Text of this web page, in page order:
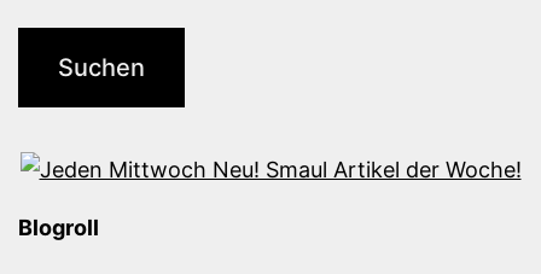
Blogroll